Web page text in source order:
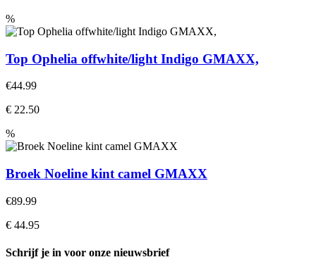
%
Top Ophelia offwhite/light Indigo GMAXX,
€44.99
€ 22.50
%
Broek Noeline kint camel GMAXX
€89.99
€ 44.95
Schrijf je in voor onze nieuwsbrief